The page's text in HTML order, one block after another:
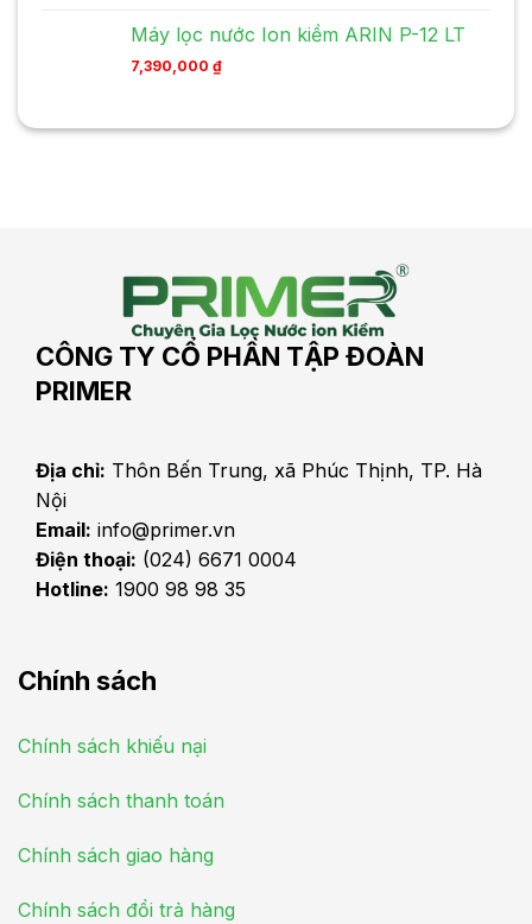
Máy lọc nước Ion kiềm ARIN P-12 LT
7,390,000 ₫
CÔNG TY CỔ PHẦN TẬP ĐOÀN
PRIMER
Địa chỉ: Thôn Bến Trung, xã Phúc Thịnh, TP. Hà
Nội
Email: info@primer.vn
Điện thoại: (024) 6671 0004
Hotline: 1900 98 98 35
Chính sách
Chính sách khiếu nại
Chính sách thanh toán
Chính sách giao hàng
Chính sách đổi trả hàng